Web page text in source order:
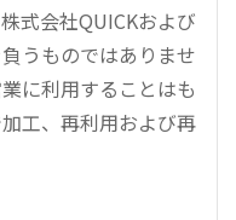
式会社QUICKおよび
うものではありませ
に利用することはも
工、再利用および再